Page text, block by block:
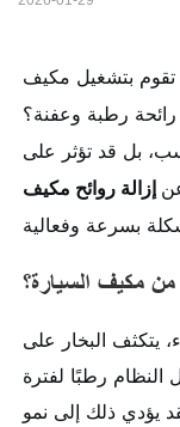
بتشغيل مكيف
رائحة رطبة وعفنة؟
بل قد تؤثر على
إزالة روائح مكيف
من مكيف السيارة؟
يتكثف البخار على
النظام رطبًا لفترة
يؤدي ذلك إلى نمو